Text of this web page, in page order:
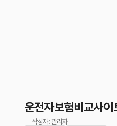
운전자보험비교사
작성자: 관리자